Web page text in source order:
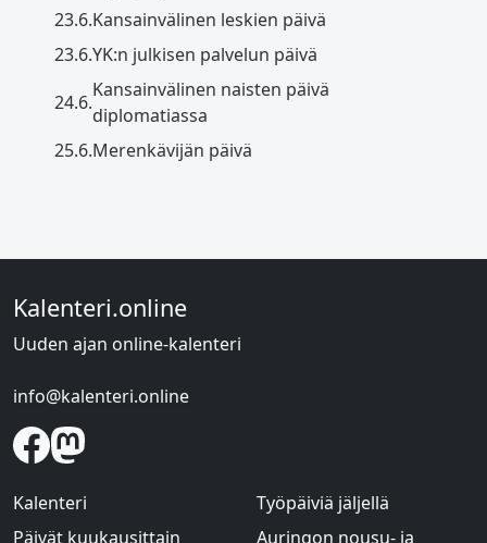
23.6.Kansainvälinen leskien päivä
23.6.YK:n julkisen palvelun päivä
24.6.
Kansainvälinen naisten päivä
diplomatiassa
25.6.Merenkävijän päivä
Kalenteri.online
Uuden ajan online-kalenteri
info@kalenteri.online
Kalenteri
Päivät kuukausittain
Työpäiviä jäljellä
Auringon nousu- ja